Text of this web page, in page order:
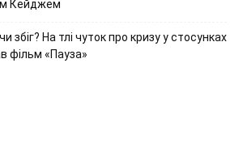
Кейджем
збіг? На тлі чуток про кризу у стосунках
фільм «Пауза»